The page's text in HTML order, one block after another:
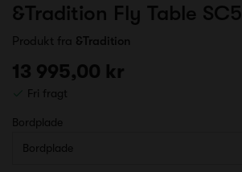
&Tradition Fly Table SC5
Produkt fra &Tradition
13 995,00 kr
Fri fragt
Bordplade